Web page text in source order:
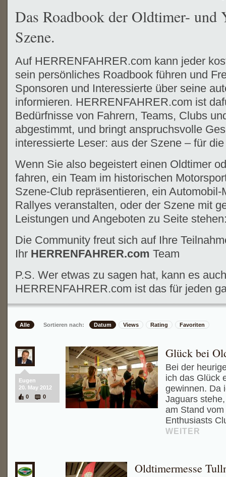
Das Roadbook der Oldtimer- und
Szene.
Auf HERRENFAHRER.com kann jeder
sein persönliches Roadbook führen und
Sponsoren und Interessierte über seine
informieren. HERRENFAHRER.com ist
Bedürfnisse von Fahrern, Teams, Clubs
abgestimmt, und bringt anspruchsvolle
interessierte Leser: aus der Szene – für
Wenn Sie also begeistert einen Oldtimer
fahren, ein Team im historischen
Szene-Club repräsentieren, ein Automobil-
Rallyes veranstalten, oder der Szene mit
Leistungen und Angeboten zu Seite
Die Community freut sich auf Ihre
Ihr HERRENFAHRER.com Team
P.S. Wer etwas zu sagen hat, kann es
HERRENFAHRER.com ist das für jeden
Alle Sortieren nach: Datum Views Rating Favoriten
Eugen
20. May 2012
0
0
Glück bei
Bei der
ich das Glück
gewinnen. Da
Jaguars
am Stand
Enthusiasts
WEITER
Oldtimermesse